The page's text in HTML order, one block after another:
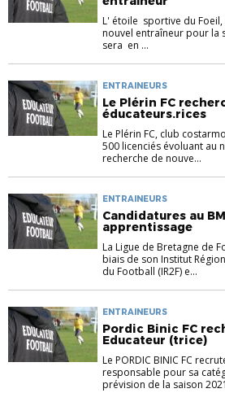
L' étoile sportive du Foeil,
nouvel entraîneur pour la
sera en ...
ENTRAINEURS
Le Plérin FC
éducateurs.rices
Le Plérin FC, club
500 licenciés évoluant au
recherche de nouve...
ENTRAINEURS
Candidatures au
apprentissage
La Ligue de Bretagne de
biais de son Institut
du Football (IR2F) e...
ENTRAINEURS
Pordic Binic FC
Educateur (trice)
Le PORDIC BINIC FC
responsable pour sa
prévision de la saison